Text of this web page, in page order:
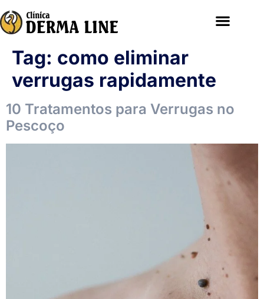
Tag: como eliminar
verrugas rapidamente
10 Tratamentos para Verrugas no
Pescoço